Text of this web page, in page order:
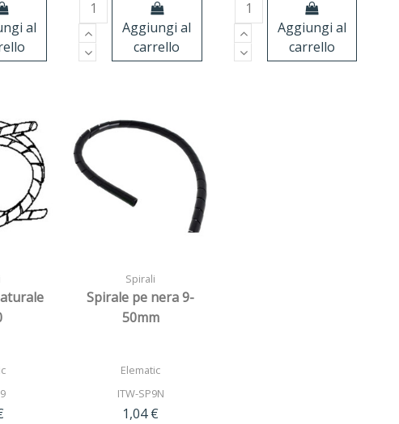
al
Aggiungi al
carrello
Aggiungi al
carrello
Spirali
Spirale pe nera 9-
50mm
Elematic
ITW-SP9N
1,04 €